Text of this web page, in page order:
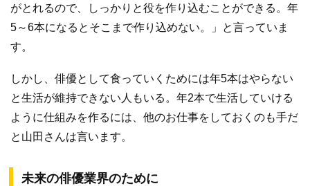
がとれるので、しっかりと役を作り込むことができる。年
5～6本になるとそこまで作り込めない。」と言っていま
す。
しかし、俳優として食っていくためには年5本はやらない
と生活が維持できない人もいる。年2本で生活していける
ように仕組みを作るには、他のお仕事をしておくのも手だ
と山田さんは言います。
未来の俳優業界のために